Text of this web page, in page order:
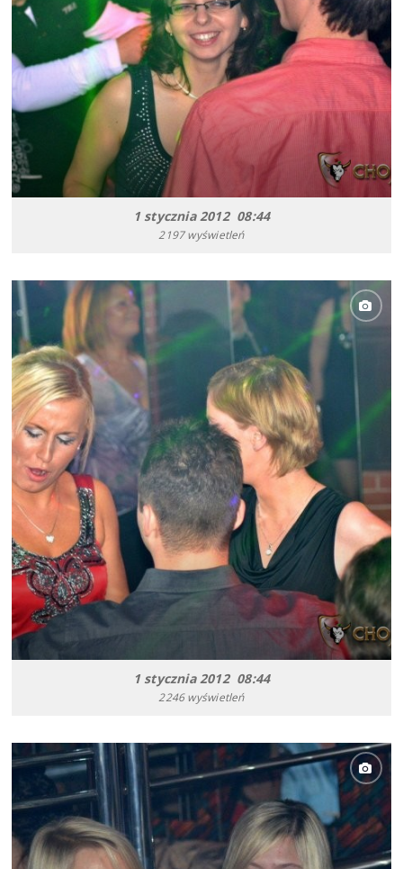
1 stycznia 2012 08:44
2197 wyświetleń
1 stycznia 2012 08:44
2246 wyświetleń